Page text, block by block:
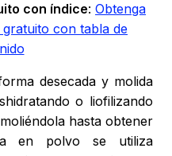
con índice: Obtenga
con tabla de
desecada y molida
o liofilizando
hasta obtener
en polvo se utiliza